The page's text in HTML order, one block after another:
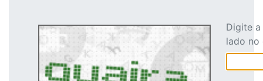
Digite
lado no